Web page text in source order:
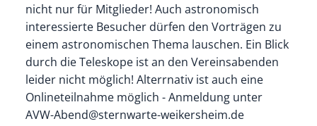
nicht nur für Mitglieder! Auch astronomisch
interessierte Besucher dürfen den Vorträgen zu
einem astronomischen Thema lauschen. Ein Blick
durch die Teleskope ist an den Vereinsabenden
leider nicht möglich! Alterrnativ ist auch eine
Onlineteilnahme möglich - Anmeldung unter
AVW-Abend@sternwarte-weikersheim.de